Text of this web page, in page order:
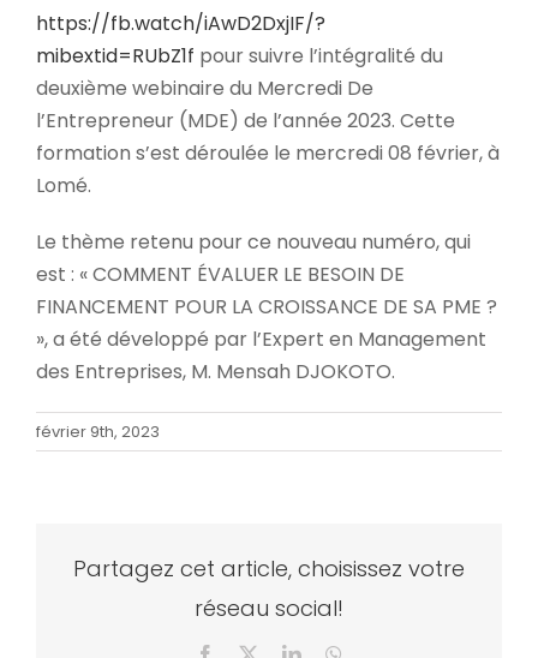
https://fb.watch/iAwD2DxjIF/?
mibextid=RUbZ1f pour suivre l’intégralité du
deuxième webinaire du Mercredi De
l’Entrepreneur (MDE) de l’année 2023. Cette
formation s’est déroulée le mercredi 08 février, à
Lomé.
Le thème retenu pour ce nouveau numéro, qui
est : « COMMENT ÉVALUER LE BESOIN DE
FINANCEMENT POUR LA CROISSANCE DE SA PME ?
», a été développé par l’Expert en Management
des Entreprises, M. Mensah DJOKOTO.
février 9th, 2023
Partagez cet article, choisissez votre
réseau social!
Facebook LinkedIn